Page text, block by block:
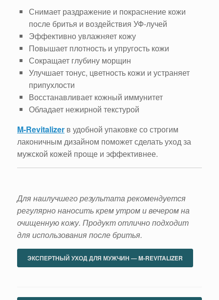
Снимает раздражение и покраснение кожи
после бритья и воздействия УФ-лучей
Эффективно увлажняет кожу
Повышает плотность и упругость кожи
Сокращает глубину морщин
Улучшает тонус, цветность кожи и устраняет
припухлости
Восстанавливает кожный иммунитет
Обладает нежирной текстурой
M-Revitalizer в удобной упаковке со строгим
лаконичным дизайном поможет сделать уход за
мужской кожей проще и эффективнее.
Для наилучшего результата рекомендуется
регулярно наносить крем утром и вечером на
очищенную кожу. Продукт отлично подходит
для использования после бритья.
ЭКСПЕРТНЫЙ УХОД ДЛЯ МУЖЧИН — M-REVITALIZER